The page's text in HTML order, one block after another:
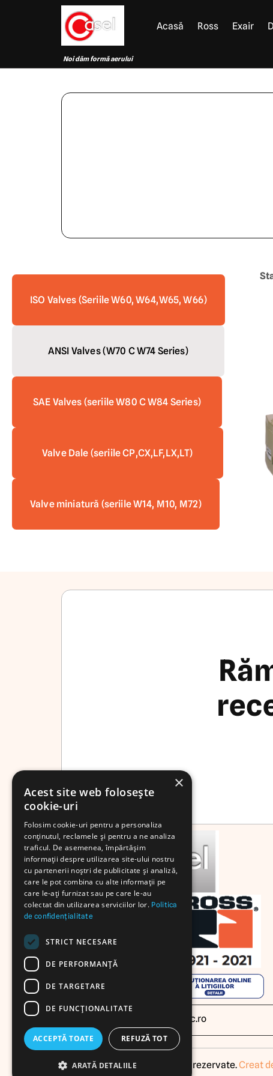
Noi dăm formă aerului
Acasă Ross Exair
ISO Valves (Seriile W60, W64,W65, W66)
ANSI Valves (W70 C W74 Series)
SAE Valves (seriile W80 C W84 Series)
Valve Dale (seriile CP,CX,LF,LX,LT)
Valve miniatură (seriile W14, M10, M72)
office@caselpneumatic.ro
© 2025 Casel. Toate drepturile rezervate.Creat
×
Acest site web folosește
cookie-uri
Folosim cookie-uri pentru a personaliza
conținutul, reclamele și pentru a ne analiza
traficul. De asemenea, împărtășim
informații despre utilizarea site-ului nostru
cu partenerii noștri de publicitate și analiză,
care le pot combina cu alte informații pe
care le-ați furnizat sau pe care le-au
colectat din utilizarea serviciilor lor. Politica
de confidențialitate
STRICT NECESARE
DE PERFORMANȚĂ
DE TARGETARE
DE FUNCŢIONALITATE
ACCEPTĂ TOATE REFUZĂ TOT
ARATĂ DETALIILE